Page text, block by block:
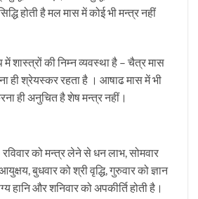
होती है मल मास में कोई भी मन्त्र नहीं
शास्त्रों की निम्न व्यवस्था है – चैत्र मास
ही श्रेयस्कर रहता है । आषाढ मास में भी
ही अनुचित है शेष मन्त्र नहीं।
को मन्त्र लेने से धन लाभ, सोमवार
बुधवार को श्री वृद्धि, गुरुवार को ज्ञान
हानि और शनिवार को अपकीर्ति होती है।